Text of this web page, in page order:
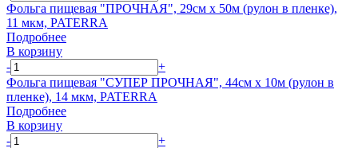
Фольга пищевая "ПРОЧНАЯ", 29см х 50м (рулон в пленке),
11 мкм, PATERRA
Подробнее
В корзину
-
+
Фольга пищевая "СУПЕР ПРОЧНАЯ", 44см х 10м (рулон в
пленке), 14 мкм, PATERRA
Подробнее
В корзину
-
+